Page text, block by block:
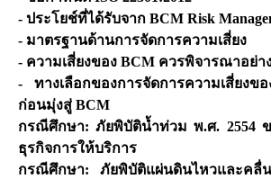
- ประโยช์ที่ได้รับจาก BCM Risk
- มาตรฐานด้านการจัดการความเสี่ยง
- ความเสี่ยงของ BCM ควรพิจารณาอย่า
- ทางเลือกของการจัดการความเสี่ยง
ก่อนมุ่งสู่ BCM
กรณีศึกษา: ภัยพิบัติน้ำท่วม พ.ศ. 2554 ข
ธุรกิจการให้บริการ
กรณีศึกษา: ภัยพิบัติแผ่นดินไหวและคลื่